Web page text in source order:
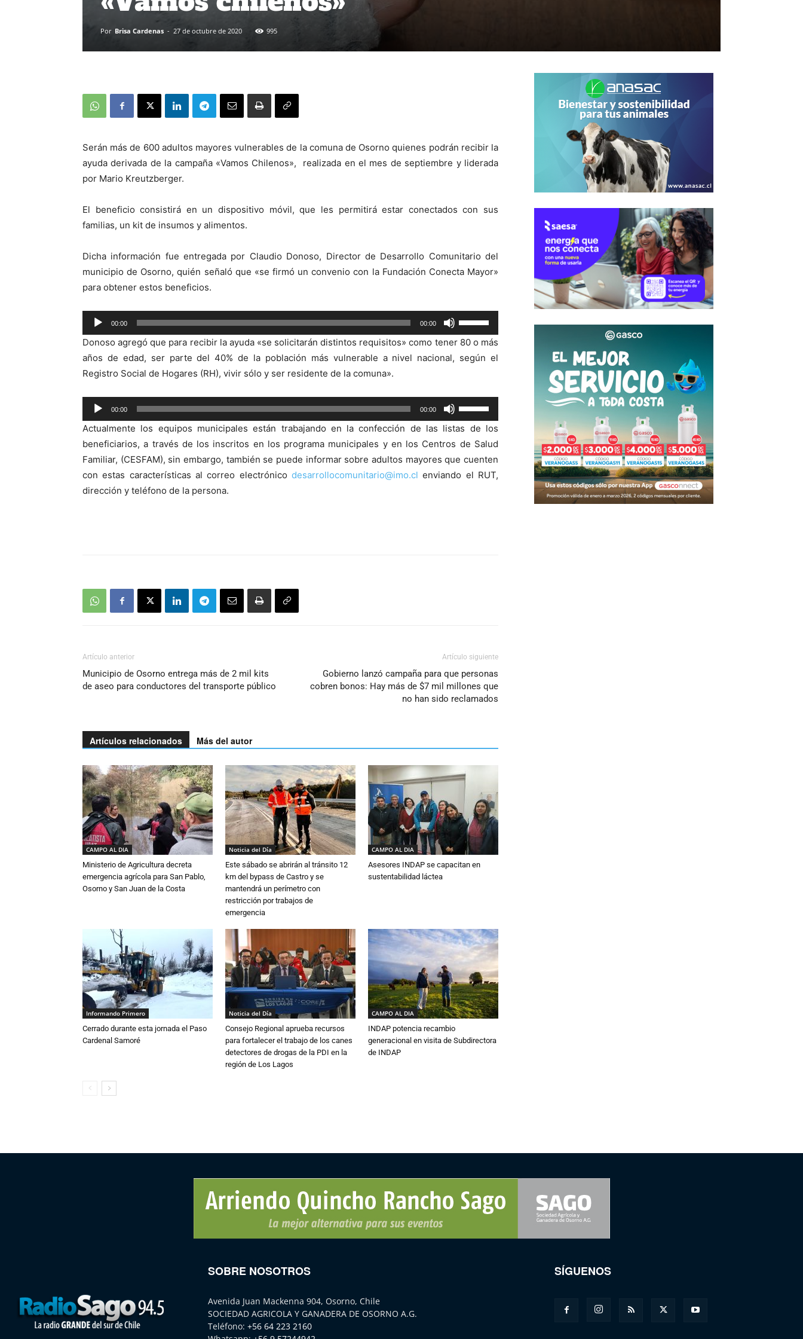
Por Brisa Cardenas - 27 de octubre de 2020 995
Serán más de 600 adultos mayores vulnerables de la comuna de Osorno quienes podrán recibir la
ayuda derivada de la campaña «Vamos Chilenos», realizada en el mes de septiembre y liderada
por Mario Kreutzberger.
El beneficio consistirá en un dispositivo móvil, que les permitirá estar conectados con sus
familias, un kit de insumos y alimentos.
Dicha información fue entregada por Claudio Donoso, Director de Desarrollo Comunitario del
municipio de Osorno, quién señaló que «se firmó un convenio con la Fundación Conecta Mayor»
para obtener estos beneficios.
Reproductor
de
audio
00:00 00:00
las
teclas
de
arriba/abajo
para
aumentar
o
disminuir
el
Donoso agregó que para recibir la ayuda «se solicitarán distintos requisitos» como tener 80 o más
años de edad, ser parte del 40% de la población más vulnerable a nivel nacional, según el
Registro Social de Hogares (RH), vivir sólo y ser residente de la comuna».
Reproductor
de
audio
00:00 00:00
las
teclas
de
flecha
arriba/abajo
Actualmente los equipos municipales están trabajando en la confección de las listas de los
beneficiarios, a través de los inscritos en los programa municipales y en los Centros de Salud
Familiar, (CESFAM), sin embargo, también se puede informar sobre adultos mayores que cuenten
con estas características al correo electrónico desarrollocomunitario@imo.cl enviando el RUT,
dirección y teléfono de la persona.
Artículo anterior
Municipio de Osorno entrega más de 2 mil kits
de aseo para conductores del transporte público
Artículo siguiente
Gobierno lanzó campaña para que personas
cobren bonos: Hay más de $7 mil millones que
no han sido reclamados
Artículos relacionados Más del autor
CAMPO AL DIA
Ministerio de Agricultura decreta
emergencia agrícola para San Pablo,
Osorno y San Juan de la Costa
Noticia del Día
Este sábado se abrirán al tránsito 12
km del bypass de Castro y se
mantendrá un perímetro con
restricción por trabajos de
emergencia
CAMPO AL DIA
Asesores INDAP se capacitan en
sustentabilidad láctea
Informando Primero
Cerrado durante esta jornada el Paso
Cardenal Samoré
Noticia del Día
Consejo Regional aprueba recursos
para fortalecer el trabajo de los canes
detectores de drogas de la PDI en la
región de Los Lagos
CAMPO AL DIA
INDAP potencia recambio
generacional en visita de Subdirectora
de INDAP
SOBRE NOSOTROS
Avenida Juan Mackenna 904, Osorno, Chile
SOCIEDAD AGRICOLA Y GANADERA DE OSORNO A.G.
Teléfono: +56 64 223 2160
SÍGUENOS